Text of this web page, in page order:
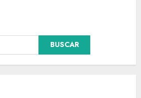
BUSCAR
Abelardo de la Espriella
pronuncia su primer discurso